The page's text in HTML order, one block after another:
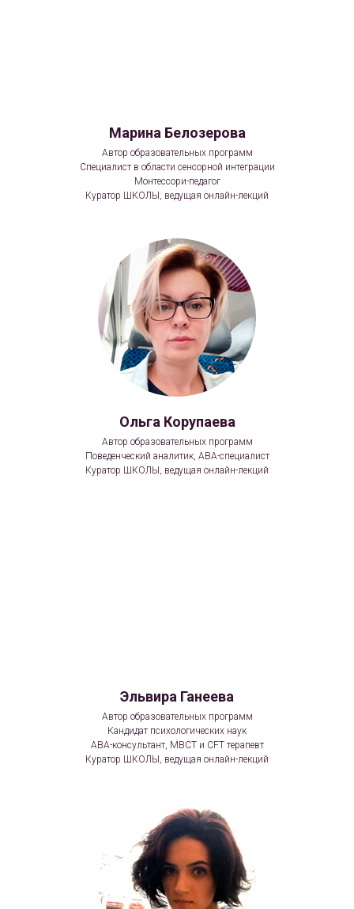
Марина Белозерова
Автор образовательных программ
Специалист в области сенсорной интеграции
Монтессори-педагог
Куратор ШКОЛЫ, ведущая онлайн-лекций
Ольга Корупаева
Автор образовательных программ
Поведенческий аналитик, АВА-специалист
Куратор ШКОЛЫ, ведущая онлайн-лекций
Эльвира Ганеева
Автор образовательных программ
Кандидат психологических наук
ABA-консультант, MBCT и CFT терапевт
Куратор ШКОЛЫ, ведущая онлайн-лекций